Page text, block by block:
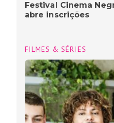
Festival Cinema
abre inscrições
FILMES & SÉRIES